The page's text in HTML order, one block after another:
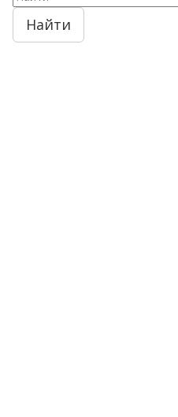
Найти